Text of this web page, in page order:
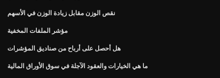
نقص الوزن مقابل زيادة الوزن في الأسهم
مؤشر الملفات المخفية
هل أحصل على أرباح من صناديق المؤشرات
ما هي الخيارات والعقود الآجلة في سوق الأوراق المالية